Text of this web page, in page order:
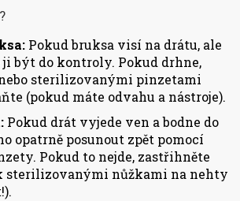
Pokud bruksa visí na drátu, ale
ji být do kontroly. Pokud drhne,
sterilizovanými pinzetami
(pokud máte odvahu a nástroje).
Pokud drát vyjede ven a bodne do
opatrně posunout zpět pomocí
Pokud to nejde, zastřihněte
sterilizovanými nůžkami na nehty